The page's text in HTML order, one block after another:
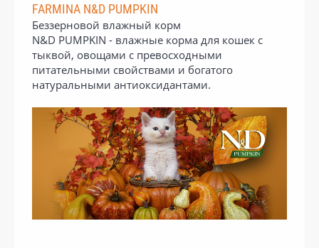
FARMINA N&D PUMPKIN
Беззерновой влажный корм
N&D PUMPKIN - влажные корма для кошек с
тыквой, овощами с превосходными
питательными свойствами и богатого
натуральными антиоксидантами.